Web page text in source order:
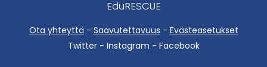
EduRESCUE
Ota yhteyttä - Saavutettavuus - Evästeasetukset
Twitter - Instagram - Facebook